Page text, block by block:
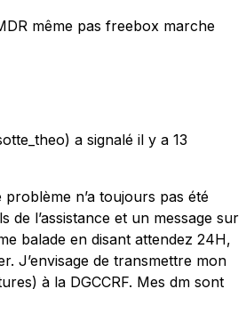
même pas freebox marche
a signalé il y a 13
n’a toujours pas été
de l’assistance et un message sur
balade en disant attendez 24H,
J’envisage de transmettre mon
à la DGCCRF. Mes dm sont